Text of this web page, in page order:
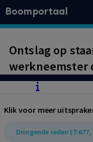
Boomportaal
Ontslag op
werkneemster
geen passende
Klik voor meer
Dringende reden (7:677,